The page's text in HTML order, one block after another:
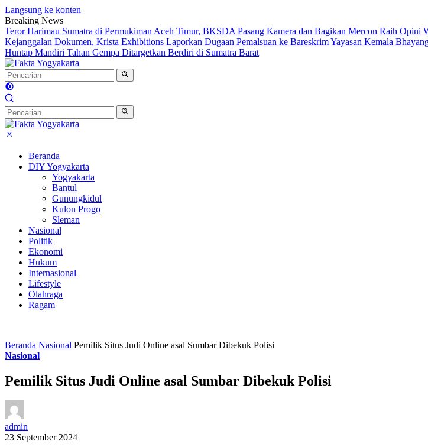
Langsung ke konten
Breaking News
Teror Harimau Sumatra di Permukiman Aceh Timur, BKSDA Pasang Kamera dan Bagikan Mercon Raih Opini
Kejanggalan Dokumen, Krista Exhibitions Laporkan Dugaan Pemalsuan ke BareskrimYayasan Kemala
Huntap Mandiri Tahan Gempa Ditargetkan Berdiri di Sumatra Barat
Beranda
DIY Yogyakarta
Yogyakarta
Bantul
Gunungkidul
Kulon Progo
Sleman
Nasional
Politik
Ekonomi
Hukum
Internasional
Lifestyle
Olahraga
Ragam
Beranda Nasional Pemilik Situs Judi Online asal Sumbar Dibekuk Polisi
Nasional
Pemilik Situs Judi Online asal Sumbar Dibekuk Polisi
admin
23 September 2024